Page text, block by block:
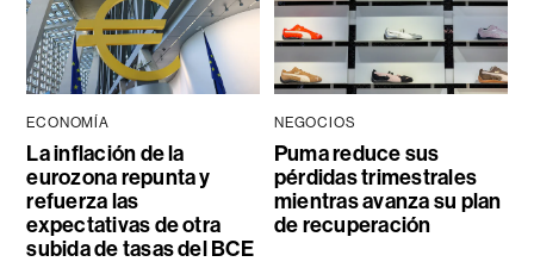
ECONOMÍA
La inflación de la
eurozona repunta y
refuerza las
expectativas de otra
subida de tasas del BCE
NEGOCIOS
Puma reduce sus
pérdidas trimestrales
mientras avanza su plan
de recuperación